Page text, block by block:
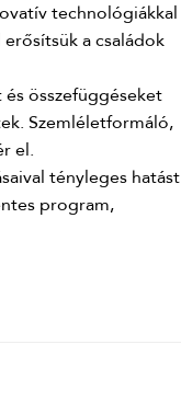
technológiákkal
a családok
összefüggéseket
Szemléletformáló,
el.
tényleges hatást
program,